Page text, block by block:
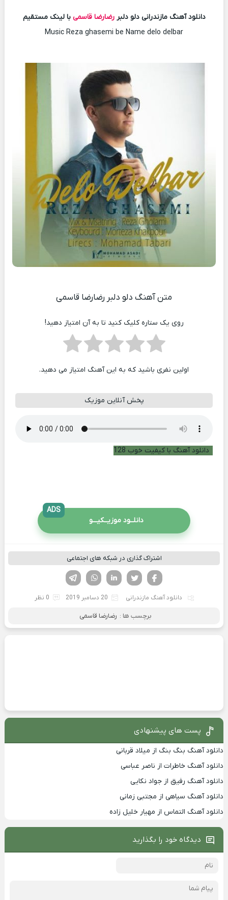
دانلود آهنگ مازندرانی دلو دلبررضارضا قاسمی با لینک مستقیم
Music Reza ghasemi be Name delo delbar
متن آهنگ دلو دلبر رضارضا قاسمی
روی یک ستاره کلیک کنید تا به آن امتیاز دهید!
اولین نفری باشید که به این آهنگ امتیاز می دهید.
پخش آنلاین موزیک
دانلود آهنگ با کیفیت خوب 128
دانلــود موزیــکیـــو
ADS
اشتراک گذاری در شبکه های اجتماعی
لینکدین تویتر
فیسوک
دانلود آهنگ مازندرانی 20 دسامبر 2019 0 نظر
برچسب ها : رضارضا قاسمی
پست های پیشنهادی
دانلود آهنگ بنگ بنگ از میلاد قربانی
دانلود آهنگ خاطرات از ناصر عباسی
دانلود آهنگ رفیق از جواد نکایی
دانلود آهنگ سیاهی از مجتبی زمانی
دانلود آهنگ التماس از مهیار خلیل زاده
دیدگاه خود را بگذارید